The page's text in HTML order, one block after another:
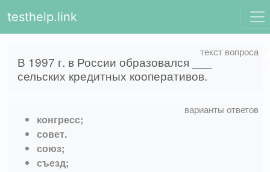
testhelp.link
В 1997 г. в России образовался ___
сельских кредитных кооперативов.
конгресс;
совет.
союз;
съезд;